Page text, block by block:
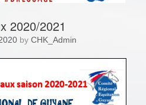
2020/2021
by CHK_Admin